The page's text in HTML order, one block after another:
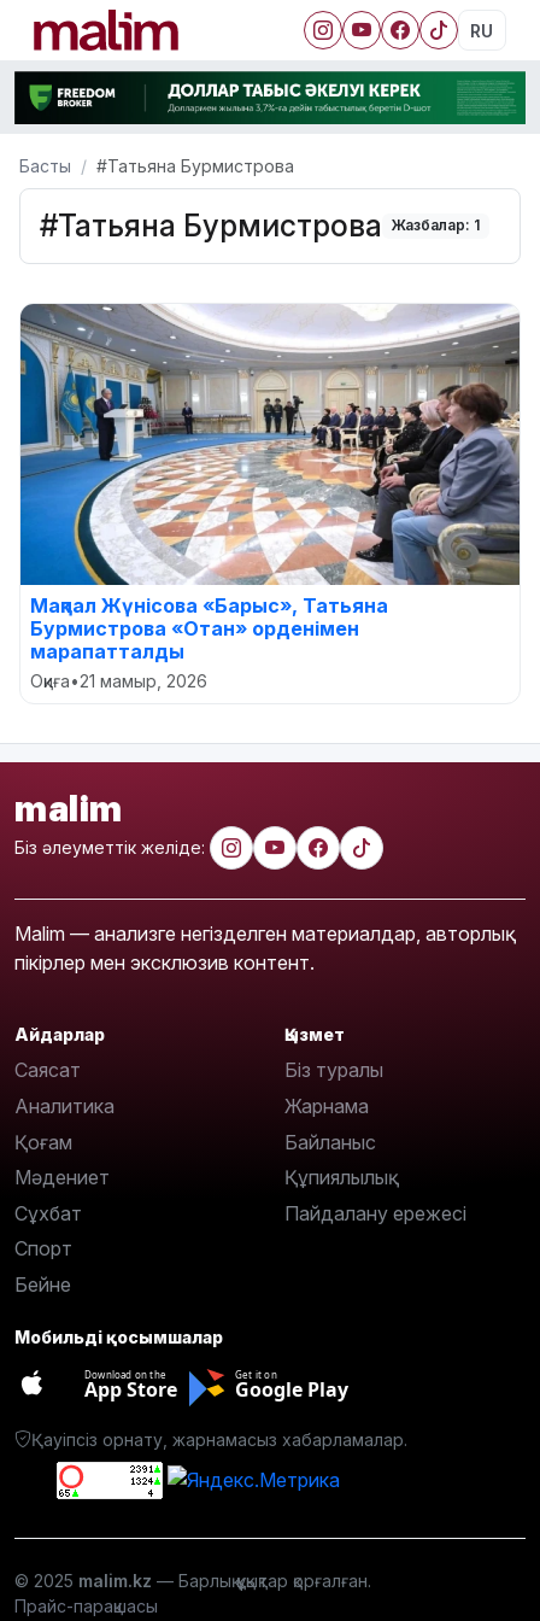
RU
Басты #Татьяна Бурмистрова
#Татьяна Бурмистрова Жазбалар: 1
Мақпал Жүнісова «Барыс», Татьяна
Бурмистрова «Отан» орденімен
марапатталды
Оқиға•21 мамыр, 2026
malim
Біз әлеуметтік желіде:
Malim — анализге негізделген материалдар, авторлық
пікірлер мен эксклюзив контент.
Айдарлар
Саясат
Аналитика
Қоғам
Мәдениет
Сұхбат
Спорт
Бейне
Қызмет
Біз туралы
Жарнама
Байланыс
Құпиялылық
Пайдалану ережесі
Мобильді қосымшалар
Download on the
App Store
Get it on
Google Play
Қауіпсіз орнату, жарнамасыз хабарламалар.
© 2025 malim.kz — Барлық құқықтар қорғалған.
Прайс-парақшасы